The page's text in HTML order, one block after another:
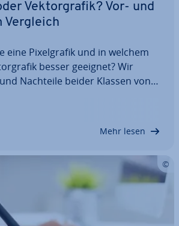
Vek­tor­gra­fik? Vor- und
Vergleich
eine Pi­xel­gra­fik und in welchem
besser geeignet? Wir
Nachteile beider Klassen von
Mehr lesen